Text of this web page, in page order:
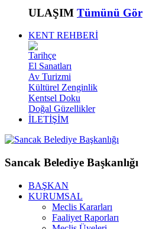
ULAŞIM Tümünü Gör
KENT REHBERİ
Tarihçe
El Sanatları
Av Turizmi
Kültürel Zenginlik
Kentsel Doku
Doğal Güzellikler
İLETİŞİM
Sancak Belediye Başkanlığı
BAŞKAN
KURUMSAL
Meclis Kararları
Faaliyet Raporları